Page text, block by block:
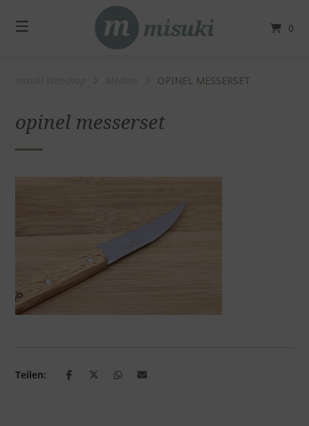
zum
Inhalt
0
OPINEL MESSERSET
opinel messerset
Teilen: